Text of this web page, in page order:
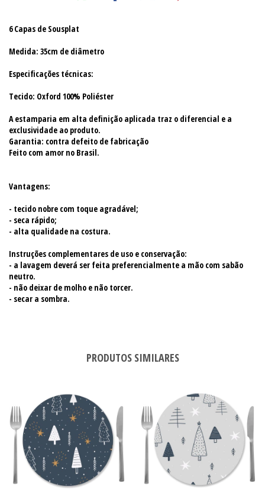
6 Capas de Sousplat
Medida: 35cm de diâmetro
Especificações técnicas:
Tecido: Oxford 100% Poliéster
A estamparia em alta definição aplicada traz o diferencial e a
exclusividade ao produto.
Garantia: contra defeito de fabricação
Feito com amor no Brasil.
Vantagens:
- tecido nobre com toque agradável;
- seca rápido;
- alta qualidade na costura.
Instruções complementares de uso e conservação:
- a lavagem deverá ser feita preferencialmente a mão com sabão
neutro.
- não deixar de molho e não torcer.
- secar a sombra.
PRODUTOS SIMILARES